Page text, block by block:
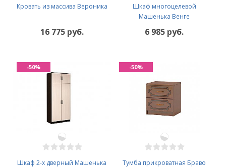
Кровать из массива Вероника
16 775 руб.
Шкаф многоцелевой
Машенька Венге
6 985 руб.
Шкаф 2-х дверный Машенька
-50%
Тумба прикроватная Браво
-50%